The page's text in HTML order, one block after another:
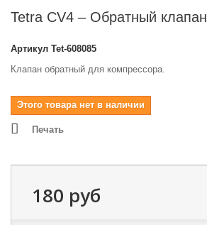
Tetra CV4 – Обратный клапан
Артикул Tet-608085
Клапан обратный для компрессора.
Этого товара нет в наличии
Печать
180 руб